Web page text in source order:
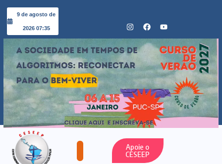
9 de agosto de
2026 07:35
Apoie o
CESEEP